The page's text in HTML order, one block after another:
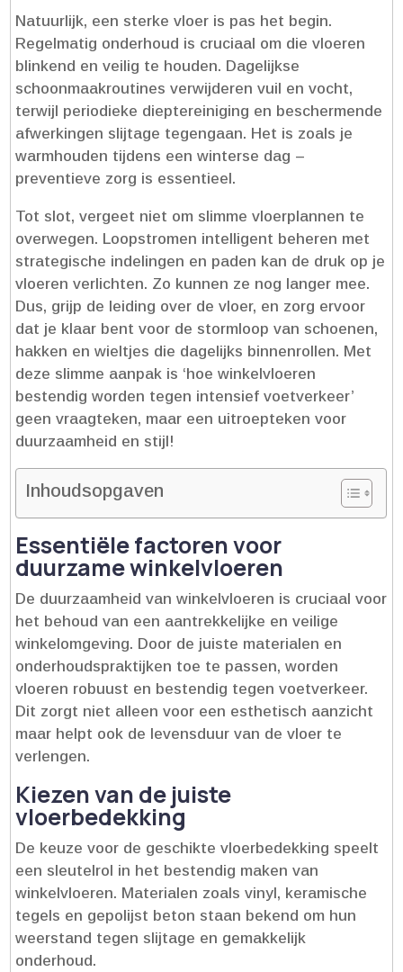
Natuurlijk, een sterke vloer is pas het begin.​
Regelmatig onderhoud is cruciaal om die vloeren
blinkend en veilig te houden.​ Dagelijkse
schoonmaakroutines verwijderen vuil en vocht,
terwijl periodieke dieptereiniging en beschermende
afwerkingen slijtage tegengaan.​ Het is zoals je
warmhouden tijdens een winterse dag –
preventieve zorg is essentieel.​
Tot slot, vergeet niet om slimme vloerplannen te
overwegen.​ Loopstromen intelligent beheren met
strategische indelingen en paden kan de druk op je
vloeren verlichten.​ Zo kunnen ze nog langer mee.​
Dus, grijp de leiding over de vloer, en zorg ervoor
dat je klaar bent voor de stormloop van schoenen,
hakken en wieltjes die dagelijks binnenrollen.​ Met
deze slimme aanpak is ‘hoe winkelvloeren
bestendig worden tegen intensief voetverkeer’
geen vraagteken, maar een uitroepteken voor
duurzaamheid en stijl!
Inhoudsopgaven
Essentiële factoren voor
duurzame winkelvloeren
De duurzaamheid van winkelvloeren is cruciaal voor
het behoud van een aantrekkelijke en veilige
winkelomgeving.​ Door de juiste materialen en
onderhoudspraktijken toe te passen, worden
vloeren robuust en bestendig tegen voetverkeer.​
Dit zorgt niet alleen voor een esthetisch aanzicht
maar helpt ook de levensduur van de vloer te
verlengen.​
Kiezen van de juiste
vloerbedekking
De keuze voor de geschikte vloerbedekking speelt
een sleutelrol in het bestendig maken van
winkelvloeren.​ Materialen zoals vinyl, keramische
tegels en gepolijst beton staan bekend om hun
weerstand tegen slijtage en gemakkelijk
onderhoud.​